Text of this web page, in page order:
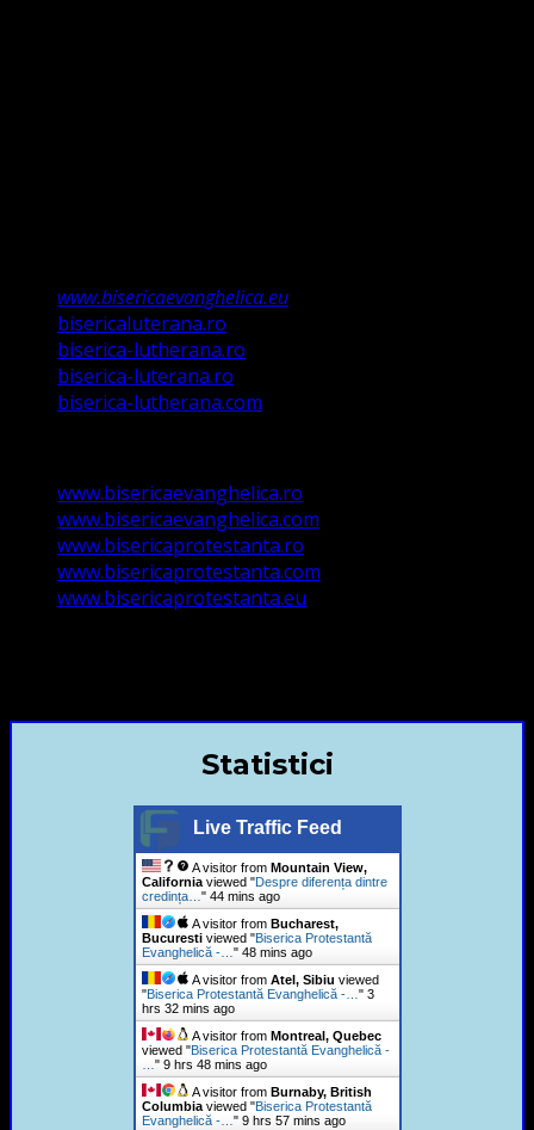
www.bisericaevanghelica.eu
bisericaluterana.ro
biserica-lutherana.ro
biserica-luterana.ro
biserica-lutherana.com
www.bisericaevanghelica.ro
www.bisericaevanghelica.com
www.bisericaprotestanta.ro
www.bisericaprotestanta.com
www.bisericaprotestanta.eu
Statistici
Live Traffic Feed
A visitor from Mountain View,
Californiaviewed "Despre diferența dintre
credința… " 44 mins ago
A visitor from Bucharest,
Bucurestiviewed "Biserica Protestantă
Evanghelică -… " 48 mins ago
A visitor from Atel, Sibiu viewed
"Biserica Protestantă Evanghelică -… " 3
hrs 32 mins ago
A visitor from Montreal, Quebec
viewed "Biserica Protestantă Evanghelică -
" 9 hrs 48 mins ago
A visitor from Burnaby, British
Columbiaviewed "Biserica Protestantă
Evanghelică -… " 9 hrs 57 mins ago